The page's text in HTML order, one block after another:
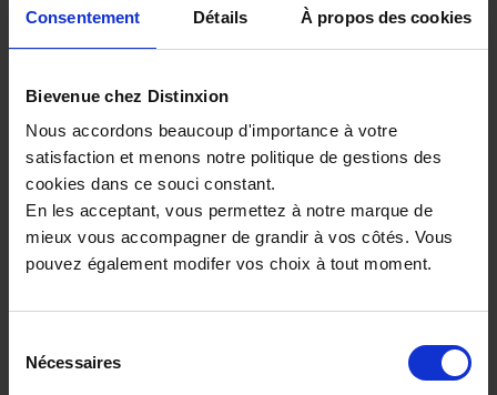
Consentement Détails À propos des cookies
Bievenue chez Distinxion
Nous accordons beaucoup d'importance à votre
satisfaction et menons notre politique de gestions des
cookies dans ce souci constant.
En les acceptant, vous permettez à notre marque de
mieux vous accompagner de grandir à vos côtés. Vous
pouvez également modifer vos choix à tout moment.
Nécessaires